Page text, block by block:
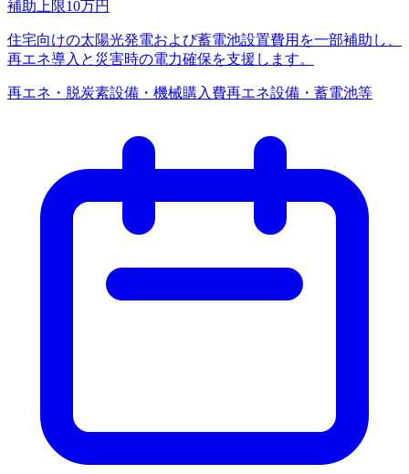
補助上限10万円
住宅向けの太陽光発電および蓄電池設置費用を一部補助し、
再エネ導入と災害時の電力確保を支援します。
再エネ・脱炭素設備・機械購入費再エネ設備・蓄電池等